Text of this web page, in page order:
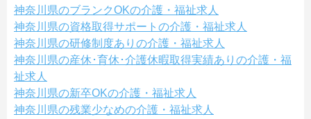
神奈川県のブランクOKの介護・福祉求人
神奈川県の資格取得サポートの介護・福祉求人
神奈川県の研修制度ありの介護・福祉求人
神奈川県の産休･育休･介護休暇取得実績ありの介護・福
祉求人
神奈川県の新卒OKの介護・福祉求人
神奈川県の残業少なめの介護・福祉求人